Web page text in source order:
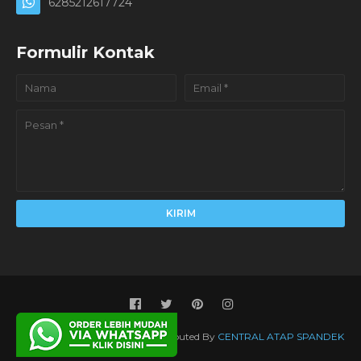
Formulir Kontak
Created BySoraTemplates| Distributed By CENTRAL ATAP SPANDEK